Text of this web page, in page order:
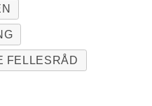
FELLESRÅD